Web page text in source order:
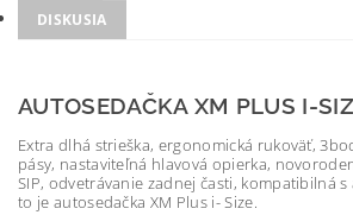
DISKUSIA
AUTOSEDAČKA XM PLUS I-
Extra dlhá strieška, ergonomická rukoväť,
pásy, nastaviteľná hlavová opierka,
SIP, odvetrávanie zadnej časti, kompatibilná
to je autosedačka XM Plus i- Size.